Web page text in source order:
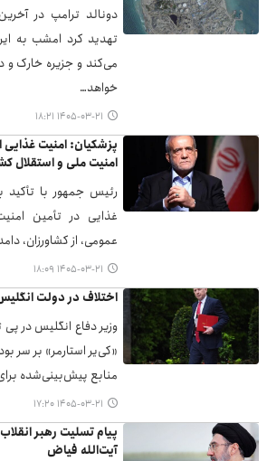
دونالد ترامپ در
تهدید کرد امشب به
می‌کند و جزیره خارک و
خواهد…
۱۴۰۵-۰۳-۲۱ ۱۸:۲۱
پزشکیان: امنیت
امنیت ملی و استقلال
رئیس جمهور با تأکید
غذایی در تأمین
عمومی، از کشاورزان،
۱۴۰۵-۰۳-۲۱ ۱۸:۰۹
اختلاف در دولت
وزیر دفاع انگلیس در
«کی‌یر استارمر» بر سر
منابع پیش‌بینی‌شده
۱۴۰۵-۰۳-۲۱ ۱۷:۲۰
پیام تسلیت رهبر
آیت‌الله فیاض